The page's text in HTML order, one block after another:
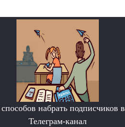
набрать подписчиков в
Телеграм-канал